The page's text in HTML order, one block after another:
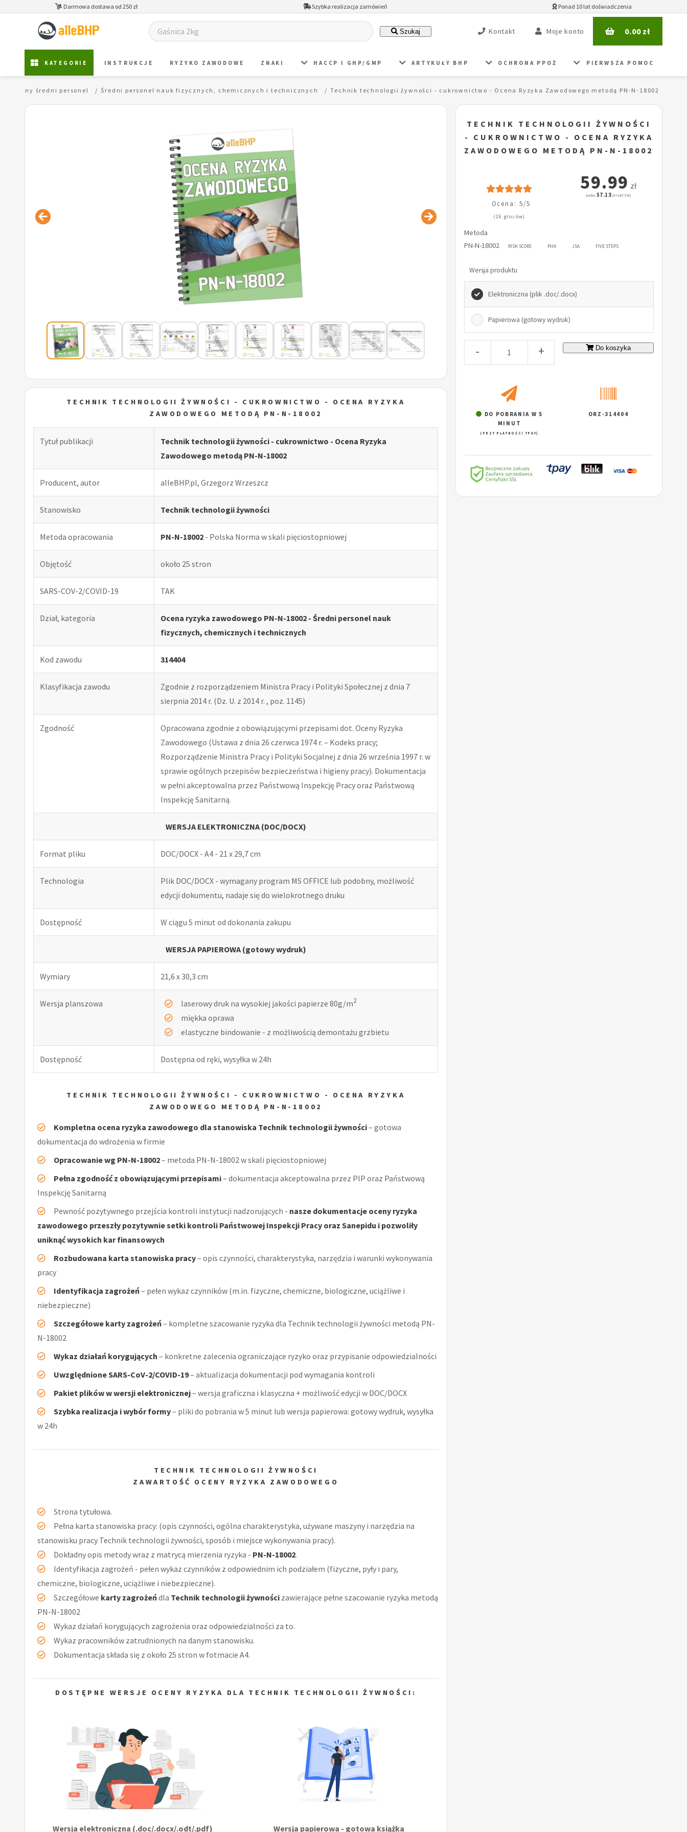
Darmowa dostawa od 250 zł Szybka realizacja zamówień Ponad 10 lat doświadczenia
Szukaj Kontakt Moje konto 0.00zł
KATEGORIE INSTRUKCJE RYZYKO ZAWODOWE ZNAKI HACCP I GHP/GMP ARTYKUŁY BHP OCHRONA PPOŻ PIERWSZA POMOC
i inny średni personel Średni personel nauk fizycznych, chemicznych i technicznych Technik technologii żywności - cukrownictwo - Ocena Ryzyka Zawodowego metodą PN-N-18002
TECHNIK TECHNOLOGII ŻYWNOŚCI - CUKROWNICTWO - OCENA RYZYKA
ZAWODOWEGO METODĄ PN-N-18002
Tytuł publikacji
Technik technologii żywności - cukrownictwo - Ocena Ryzyka
Zawodowego metodą PN-N-18002
Producent, autor alleBHP.pl, Grzegorz Wrzeszcz
Stanowisko Technik technologii żywności
Metoda opracowania PN-N-18002 - Polska Norma w skali pięciostopniowej
Objętość około 25 stron
SARS-COV-2/COVID-19 TAK
Dział, kategoria
Ocena ryzyka zawodowego PN-N-18002 - Średni personel nauk
fizycznych, chemicznych i technicznych
Kod zawodu 314404
Klasyfikacja zawodu
Zgodnie z rozporządzeniem Ministra Pracy i Polityki Społecznej z dnia 7
sierpnia 2014 r. (Dz. U. z 2014 r. , poz. 1145)
Zgodność
Opracowana zgodnie z obowiązującymi przepisami dot. Oceny Ryzyka
Zawodowego (Ustawa z dnia 26 czerwca 1974 r. – Kodeks pracy;
Rozporządzenie Ministra Pracy i Polityki Socjalnej z dnia 26 września 1997 r. w
sprawie ogólnych przepisów bezpieczeństwa i higieny pracy). Dokumentacja
w pełni akceptowalna przez Państwową Inspekcję Pracy oraz Państwową
Inspekcję Sanitarną.
WERSJA ELEKTRONICZNA (DOC/DOCX)
Format pliku DOC/DOCX - A4 - 21 x 29,7 cm
Technologia
Plik DOC/DOCX - wymagany program MS OFFICE lub podobny, możliwość
edycji dokumentu, nadaje się do wielokrotnego druku
Dostępność W ciągu 5 minut od dokonania zakupu
WERSJA PAPIEROWA (gotowy wydruk)
Wymiary 21,6 x 30,3 cm
Wersja planszowa laserowy druk na wysokiej jakości papierze 80g/m2
miękka oprawa
elastyczne bindowanie - z możliwością demontażu grzbietu
Dostępność Dostępna od ręki, wysyłka w 24h
TECHNIK TECHNOLOGII ŻYWNOŚCI - CUKROWNICTWO - OCENA RYZYKA
ZAWODOWEGO METODĄ PN-N-18002
Kompletna ocena ryzyka zawodowego dla stanowiska Technik technologii żywności– gotowa
dokumentacja do wdrożenia w firmie
Opracowanie wg PN-N-18002– metoda PN-N-18002 w skali pięciostopniowej
Pełna zgodność z obowiązującymi przepisami– dokumentacja akceptowalna przez PIP oraz Państwową
Inspekcję Sanitarną
Pewność pozytywnego przejścia kontroli instytucji nadzorujących - nasze dokumentacje oceny ryzyka
zawodowego przeszły pozytywnie setki kontroli Państwowej Inspekcji Pracy oraz Sanepidu i pozwoliły
uniknąć wysokich kar finansowych
Rozbudowana karta stanowiska pracy– opis czynności, charakterystyka, narzędzia i warunki wykonywania
pracy
Identyfikacja zagrożeń– pełen wykaz czynników (m.in. fizyczne, chemiczne, biologiczne, uciążliwe i
niebezpieczne)
Szczegółowe karty zagrożeń– kompletne szacowanie ryzyka dla Technik technologii żywności metodą PN-
N-18002
Wykaz działań korygujących – konkretne zalecenia ograniczające ryzyko oraz przypisanie odpowiedzialności
Uwzględnione SARS-CoV-2/COVID-19– aktualizacja dokumentacji pod wymagania kontroli
Pakiet plików w wersji elektronicznej– wersja graficzna i klasyczna + możliwość edycji w DOC/DOCX
Szybka realizacja i wybór formy– pliki do pobrania w 5 minut lub wersja papierowa: gotowy wydruk, wysyłka
w 24h
TECHNIK TECHNOLOGII ŻYWNOŚCI
ZAWARTOŚĆ OCENY RYZYKA ZAWODOWEGO
Strona tytułowa.
Pełna karta stanowiska pracy: (opis czynności, ogólna charakterystyka, używane maszyny i narzędzia na
stanowisku pracy Technik technologii żywności, sposób i miejsce wykonywania pracy).
Dokładny opis metody wraz z matrycą mierzenia ryzyka - PN-N-18002.
Identyfikacja zagrożeń - pełen wykaz czynników z odpowiednim ich podziałem (fizyczne, pyły i pary,
chemiczne, biologiczne, uciążliwe i niebezpieczne).
Szczegółowe karty zagrożeńdla Technik technologii żywności zawierające pełne szacowanie ryzyka metodą
PN-N-18002
Wykaz działań korygujących zagrożenia oraz odpowiedzialności za to.
Wykaz pracowników zatrudnionych na danym stanowisku.
Dokumentacja składa się z około 25 stron w fotmacie A4.
DOSTĘPNE WERSJE OCENY RYZYKA DLA TECHNIK TECHNOLOGII ŻYWNOŚCI:
Wersja elektroniczna (.doc/.docx/.odt/.pdf) Wersja papierowa - gotowa książka
TECHNIK TECHNOLOGII ŻYWNOŚCI
- CUKROWNICTWO - OCENA RYZYKA
ZAWODOWEGO METODĄ PN-N-18002
Ocena: 5/5
(26 głosów)
59.99 zł
(netto:57.13 zł + VAT: 5%)
Metoda
PN-N-18002
RISK SCORE PHA JSA FIVE STEPS
Wersja produktu
Elektroniczna (plik .doc/.docx)
Papierowa (gotowy wydruk)
- + Do koszyka
DO POBRANIA W 5
MINUT
(PRZY PŁATNOŚCI TPAY)
ORZ-314404